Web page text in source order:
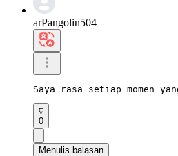
arPangolin504
Saya rasa setiap momen
0
Menulis balasan